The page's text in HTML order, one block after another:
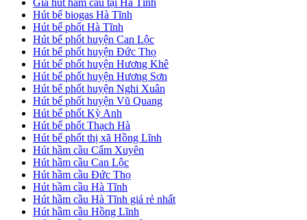
Giá hút hầm cầu tại Hà Tĩnh
Hút bể biogas Hà Tĩnh
Hút bể phốt Hà Tĩnh
Hút bể phốt huyện Can Lộc
Hút bể phốt huyện Đức Thọ
Hút bể phốt huyện Hương Khê
Hút bể phốt huyện Hương Sơn
Hút bể phốt huyện Nghi Xuân
Hút bể phốt huyện Vũ Quang
Hút bể phốt Kỳ Anh
Hút bể phốt Thạch Hà
Hút bể phốt thị xã Hồng Lĩnh
Hút hầm cầu Cẩm Xuyên
Hút hầm cầu Can Lộc
Hút hầm cầu Đức Thọ
Hút hầm cầu Hà Tĩnh
Hút hầm cầu Hà Tĩnh giá rẻ nhất
Hút hầm cầu Hồng Lĩnh